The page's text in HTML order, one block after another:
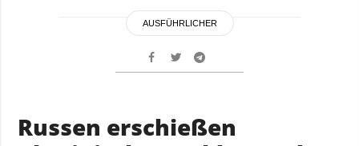
AUSFÜHRLICHER
Russen erschießen